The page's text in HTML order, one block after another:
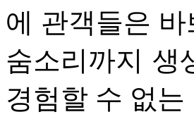
에 관객들은
숨소리까지 생
경험할 수 없